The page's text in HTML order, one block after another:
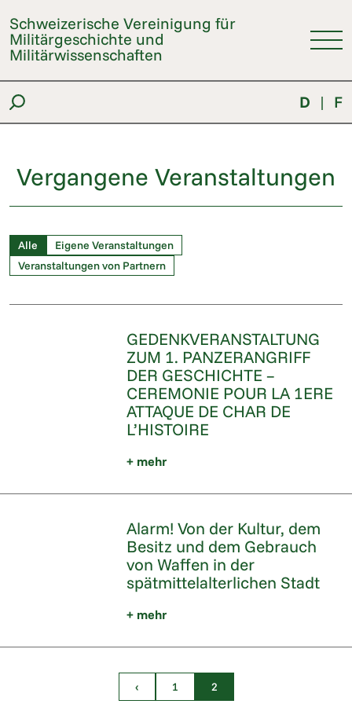
Schweizerische Vereinigung für
Militärgeschichte und
Militärwissenschaften
D | F
Vergangene Veranstaltungen
Alle
Eigene Veranstaltungen
Veranstaltungen von Partnern
GEDENKVERANSTALTUNG
ZUM 1. PANZERANGRIFF
DER GESCHICHTE –
CEREMONIE POUR LA 1ERE
ATTAQUE DE CHAR DE
L’HISTOIRE
+ mehr
Alarm! Von der Kultur, dem
Besitz und dem Gebrauch
von Waffen in der
spätmittelalterlichen Stadt
+ mehr
‹ 1 2